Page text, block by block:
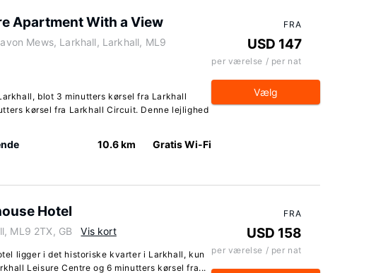
Apartment With a View
Mews, Larkhall, Larkhall, ML9
blot 3 minutters kørsel fra Larkhall
kørsel fra Larkhall Circuit. Denne lejlighed
10.6 km Gratis Wi-Fi
FRA
USD 147
per værelse / per nat
Vælg
Hotel
ML9 2TX, GB Vis kort
ligger i det historiske kvarter i Larkhall, kun
Leisure Centre og 6 minutters kørsel fra...
FRA
USD 158
per værelse / per nat